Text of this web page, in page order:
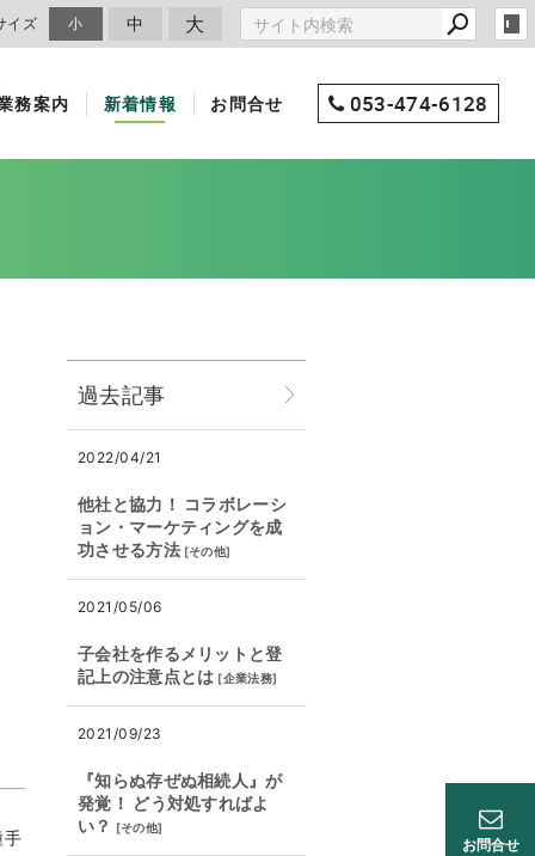
イズ 小 中 大
務案内 新着情報 お問合せ 053-474-6128
お問合せ
手
過去記事
2022/04/21
他社と協力！ コラボレーシ
ョン・マーケティングを成
功させる方法 [その他]
2021/05/06
子会社を作るメリットと登
記上の注意点とは [企業法務]
2021/09/23
『知らぬ存ぜぬ相続人』が
発覚！ どう対処すればよ
い？
[その他]